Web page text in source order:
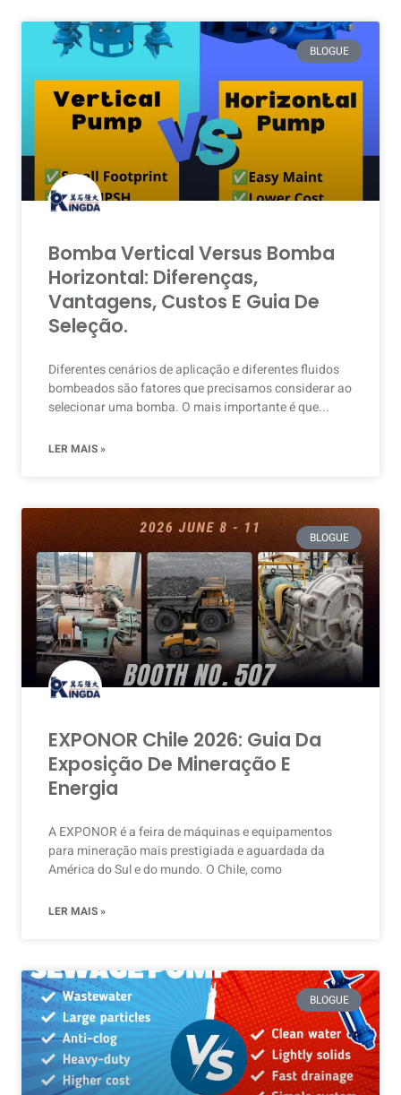
BLOGUE
Bomba Vertical Versus Bomba
Horizontal: Diferenças,
Vantagens, Custos E Guia De
Seleção.
Diferentes cenários de aplicação e diferentes fluidos
bombeados são fatores que precisamos considerar ao
selecionar uma bomba. O mais importante é que...
LER MAIS »
BLOGUE
EXPONOR Chile 2026: Guia Da
Exposição De Mineração E
Energia
A EXPONOR é a feira de máquinas e equipamentos
para mineração mais prestigiada e aguardada da
América do Sul e do mundo. O Chile, como
LER MAIS »
BLOGUE